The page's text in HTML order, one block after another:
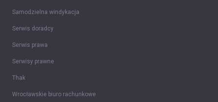
Samodzielna windykacja
Serwis doradcy
Serwis prawa
Serwisy prawne
Thak
Wrocławskie biuro rachunkowe